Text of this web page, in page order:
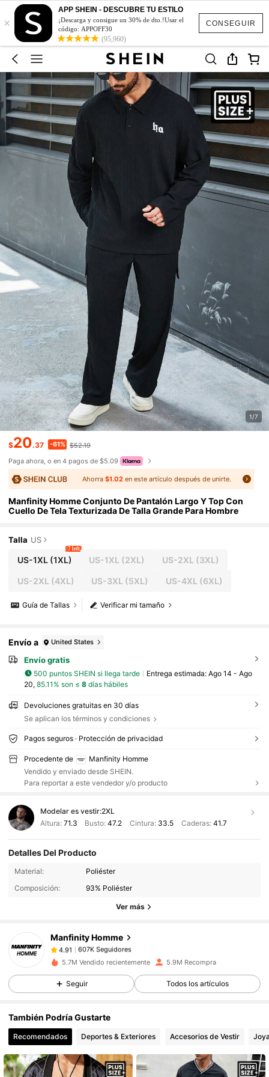
CONSEGUIR
×
APP SHEIN - DESCUBRE TU ESTILO
¡Descarga y consigue un 30% de dto.!Usar el
código: APPOFF30
(95,960)
1/7
$20.37 -61% $52.19
Paga ahora, o en 4 pagos de $5.09
Ahorra $1.02en este artículo después de unirte.
Manfinity Homme Conjunto De Pantalón Largo Y Top Con
Cuello De Tela Texturizada De Talla Grande Para Hombre
Talla US
US-1XL(1XL)
7 left
US-1XL (2XL) US-2XL (3XL)
US-2XL (4XL) US-3XL (5XL) US-4XL (6XL)
Verificar mi tamaño
Guía de Tallas
Envío a United States
Envío gratis
500 puntos SHEIN si llega tarde Entrega estimada: Ago 14 - Ago
20, 85.11% son ≤ 8días hábiles
Devoluciones gratuitas en 30 días
Se aplican los términos y condiciones
Pagos seguros · Protección de privacidad
Procedente de
Manfinity Homme
Vendido y enviado desde SHEIN.
Para reportar a este vendedor y/o producto
Modelar es vestir:2XL
Altura: 71.3 Busto:47.2 Cintura: 33.5 Caderas: 41.7
Detalles Del Producto
Material:
Poliéster
Composición:
93% Poliéster
Ver más
Manfinity Homme
607K Seguidores
4.91
607K Seguidores
K***kpagóHace 2 horas
4.91 607K Seguidores
4.91 607K Seguidores
4.91 607K Seguidores
5.7M Vendido recientemente 5.9M Recompra
Seguir Todos los artículos
También Podría Gustarte
Recomendados Deportes & Exteriores Accesorios de Vestir